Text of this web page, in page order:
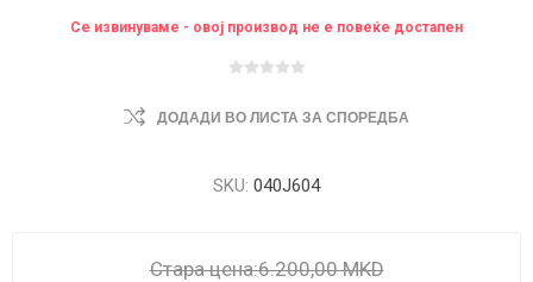
Се извинуваме - овој производ не е повеќе достапен
ДОДАДИ ВО ЛИСТА ЗА СПОРЕДБА
SKU: 040J604
Стара цена:6.200,00 MKD